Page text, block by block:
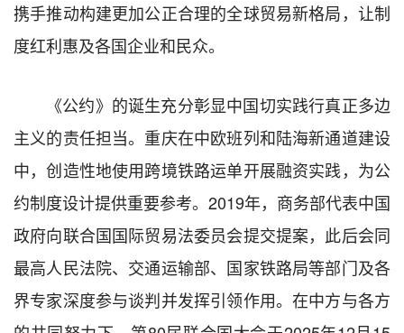
携手推动构建更加公正合理的全球贸易新格局，让制
度红利惠及各国企业和民众。
《公约》的诞生充分彰显中国切实践行真正多边
主义的责任担当。重庆在中欧班列和陆海新通道建设
中，创造性地使用跨境铁路运单开展融资实践，为公
约制度设计提供重要参考。2019年，商务部代表中国
政府向联合国国际贸易法委员会提交提案，此后会同
最高人民法院、交通运输部、国家铁路局等部门及各
界专家深度参与谈判并发挥引领作用。在中方与各方